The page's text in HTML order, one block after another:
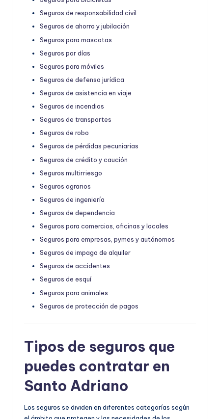
Seguros de responsabilidad civil
Seguros de ahorro y jubilación
Seguros para mascotas
Seguros por días
Seguros para móviles
Seguros de defensa jurídica
Seguros de asistencia en viaje
Seguros de incendios
Seguros de transportes
Seguros de robo
Seguros de pérdidas pecuniarias
Seguros de crédito y caución
Seguros multirriesgo
Seguros agrarios
Seguros de ingeniería
Seguros de dependencia
Seguros para comercios, oficinas y locales
Seguros para empresas, pymes y autónomos
Seguros de impago de alquiler
Seguros de accidentes
Seguros de esquí
Seguros para animales
Seguros de protección de pagos
Tipos de seguros que
puedes contratar en
Santo Adriano
Los seguros se dividen en diferentes categorías según